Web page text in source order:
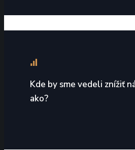
Kde by sme vedeli znížiť
ako?